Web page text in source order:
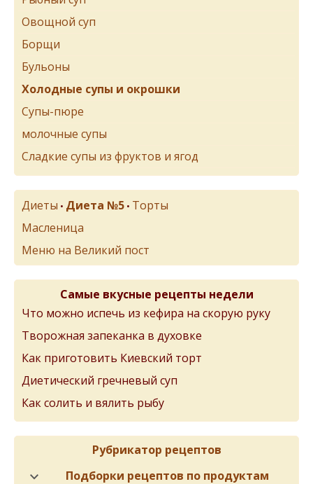
Овощной суп
Борщи
Бульоны
Холодные супы и окрошки
Супы-пюре
молочные супы
Сладкие супы из фруктов и ягод
Диеты • Диета №5 • Торты
Масленица
Меню на Великий пост
Самые вкусные рецепты недели
Что можно испечь из кефира на скорую руку
Творожная запеканка в духовке
Как приготовить Киевский торт
Диетический гречневый суп
Как солить и вялить рыбу
Рубрикатор рецептов
Подборки рецептов по продуктам